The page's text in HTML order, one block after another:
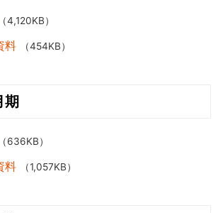
（4,120KB）
料 （454KB）
期
（636KB）
料 （1,057KB）